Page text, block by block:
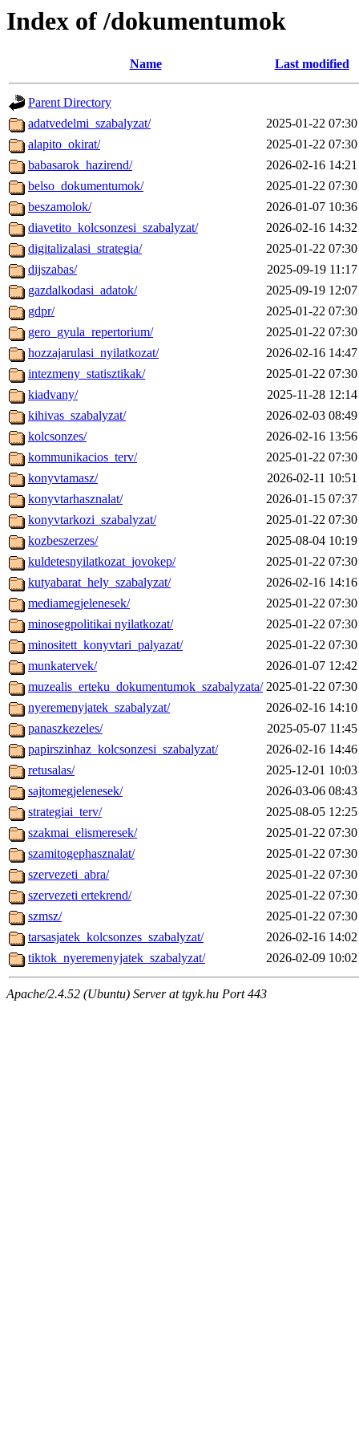
Index of /dokumentumok
Name Last modified
Parent Directory
adatvedelmi_szabalyzat/
2025-01-22 07:30
alapito_okirat/
2025-01-22 07:30
babasarok_hazirend/
2026-02-16 14:21
belso_dokumentumok/
2025-01-22 07:30
beszamolok/
2026-01-07 10:36
diavetito_kolcsonzesi_szabalyzat/
2026-02-16 14:32
digitalizalasi_strategia/
2025-01-22 07:30
dijszabas/
2025-09-19 11:17
gazdalkodasi_adatok/
2025-09-19 12:07
gdpr/
2025-01-22 07:30
gero_gyula_repertorium/
2025-01-22 07:30
hozzajarulasi_nyilatkozat/
2026-02-16 14:47
intezmeny_statisztikak/
2025-01-22 07:30
kiadvany/
2025-11-28 12:14
kihivas_szabalyzat/
2026-02-03 08:49
kolcsonzes/
2026-02-16 13:56
kommunikacios_terv/
2025-01-22 07:30
konyvtamasz/
2026-02-11 10:51
konyvtarhasznalat/
2026-01-15 07:37
konyvtarkozi_szabalyzat/
2025-01-22 07:30
kozbeszerzes/
2025-08-04 10:19
kuldetesnyilatkozat_jovokep/
2025-01-22 07:30
kutyabarat_hely_szabalyzat/
2026-02-16 14:16
mediamegjelenesek/
2025-01-22 07:30
minosegpolitikai nyilatkozat/
2025-01-22 07:30
minositett_konyvtari_palyazat/
2025-01-22 07:30
munkatervek/
2026-01-07 12:42
muzealis_erteku_dokumentumok_szabalyzata/ 2025-01-22 07:30
nyeremenyjatek_szabalyzat/
2026-02-16 14:10
panaszkezeles/
2025-05-07 11:45
papirszinhaz_kolcsonzesi_szabalyzat/
2026-02-16 14:46
retusalas/
2025-12-01 10:03
sajtomegjelenesek/
2026-03-06 08:43
strategiai_terv/
2025-08-05 12:25
szakmai_elismeresek/
2025-01-22 07:30
szamitogephasznalat/
2025-01-22 07:30
szervezeti_abra/
2025-01-22 07:30
szervezeti ertekrend/
2025-01-22 07:30
szmsz/
2025-01-22 07:30
tarsasjatek_kolcsonzes_szabalyzat/
2026-02-16 14:02
tiktok_nyeremenyjatek_szabalyzat/
2026-02-09 10:02
Apache/2.4.52 (Ubuntu) Server at tgyk.hu Port 443